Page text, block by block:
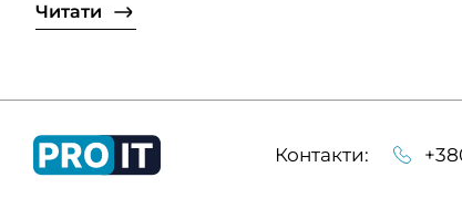
Читати
Контакти: